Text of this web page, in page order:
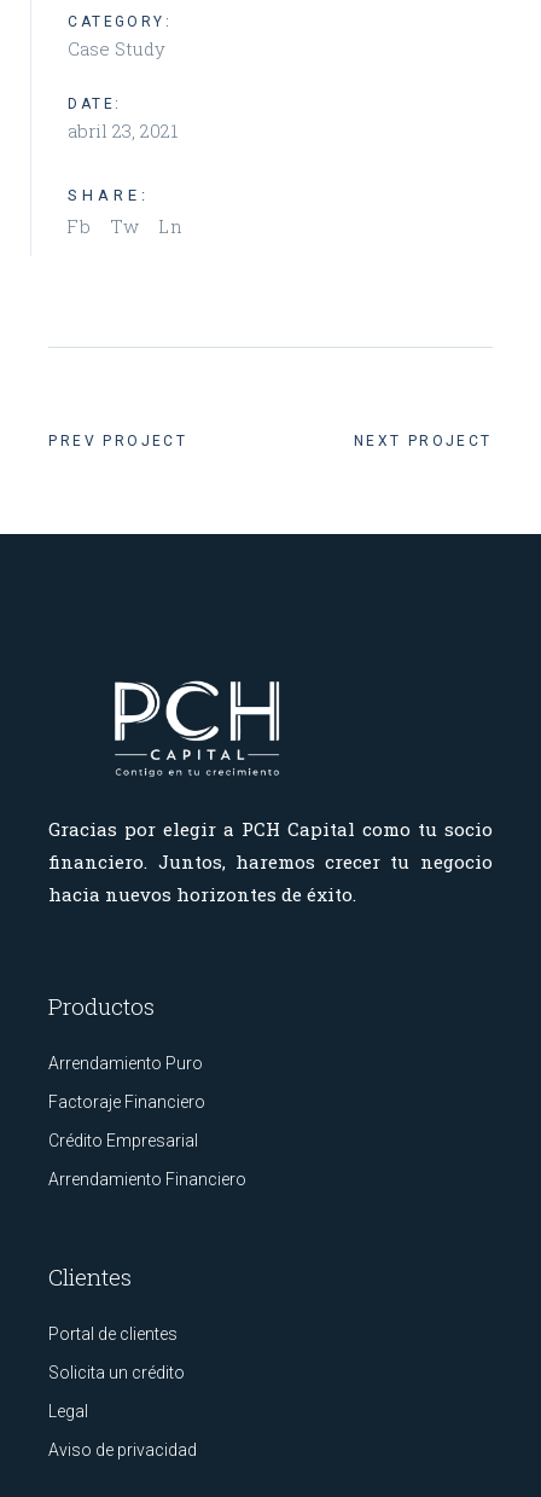
CATEGORY:
Case Study
DATE:
abril 23, 2021
SHARE:
Fb Tw Ln
PREV PROJECT NEXT PROJECT
Gracias por elegir a PCH Capital como tu socio
financiero. Juntos, haremos crecer tu negocio
hacia nuevos horizontes de éxito.
Productos
Arrendamiento Puro
Factoraje Financiero
Crédito Empresarial
Arrendamiento Financiero
Clientes
Portal de clientes
Solicita un crédito
Legal
Aviso de privacidad